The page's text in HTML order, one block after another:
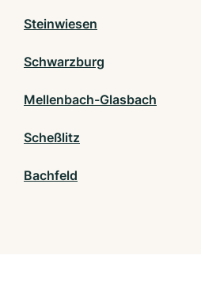
Steinwiesen
Schwarzburg
Mellenbach-Glasbach
Scheßlitz
Bachfeld